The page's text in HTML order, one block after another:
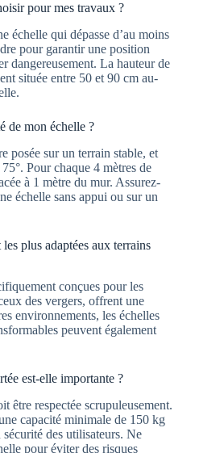
pour mes travaux ?
échelle qui dépasse d’au moins
pour garantir une position
dangereusement. La hauteur de
située entre 50 et 90 cm au-
de mon échelle ?
posée sur un terrain stable, et
Pour chaque 4 mètres de
à 1 mètre du mur. Assurez-
échelle sans appui ou sur un
plus adaptées aux terrains
conçues pour les
des vergers, offrent une
environnements, les échelles
peuvent également
est-elle importante ?
être respectée scrupuleusement.
capacité minimale de 150 kg
des utilisateurs. Ne
pour éviter des risques